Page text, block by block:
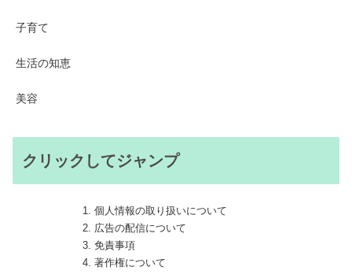
子育て
生活の知恵
美容
クリックしてジャンプ
個人情報の取り扱いについて
広告の配信について
免責事項
著作権について